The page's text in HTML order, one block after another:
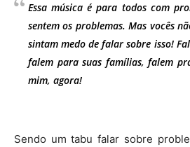
Essa música é para todos com
sentem os problemas. Mas vocês
sintam medo de falar sobre isso!
falem para suas famílias, falem
mim, agora!
Sendo um tabu falar sobre